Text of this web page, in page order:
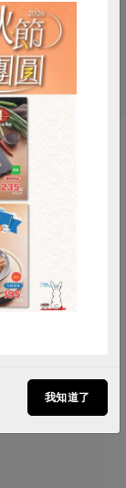
# 巧克力
三色藜麥-400g/包
酸鹽
我知道了